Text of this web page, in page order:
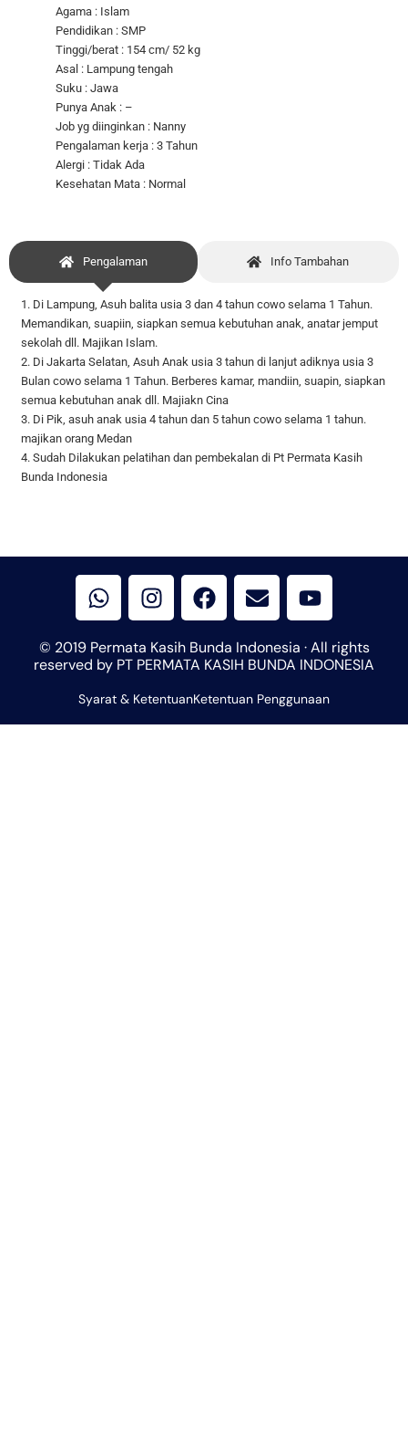
Agama : Islam
Pendidikan : SMP
Tinggi/berat : 154 cm/ 52 kg
Asal : Lampung tengah
Suku : Jawa
Punya Anak : –
Job yg diinginkan : Nanny
Pengalaman kerja : 3 Tahun
Alergi : Tidak Ada
Kesehatan Mata : Normal
Pengalaman Info Tambahan
1. Di Lampung, Asuh balita usia 3 dan 4 tahun cowo selama 1 Tahun.
Memandikan, suapiin, siapkan semua kebutuhan anak, anatar jemput
sekolah dll. Majikan Islam.
2. Di Jakarta Selatan, Asuh Anak usia 3 tahun di lanjut adiknya usia 3
Bulan cowo selama 1 Tahun. Berberes kamar, mandiin, suapin, siapkan
semua kebutuhan anak dll. Majiakn Cina
3. Di Pik, asuh anak usia 4 tahun dan 5 tahun cowo selama 1 tahun.
majikan orang Medan
4. Sudah Dilakukan pelatihan dan pembekalan di Pt Permata Kasih
Bunda Indonesia
h
a
t
s
a
p
p
n
s
t
a
r
a
a
c
b
o
k
n
v
e
l
p
e
o
u
t
u
e
© 2019 Permata Kasih Bunda Indonesia · All rights
reserved by PT PERMATA KASIH BUNDA INDONESIA
Syarat & KetentuanKetentuan Penggunaan